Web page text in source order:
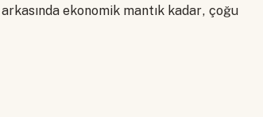
ekonomik mantık kadar, çoğu